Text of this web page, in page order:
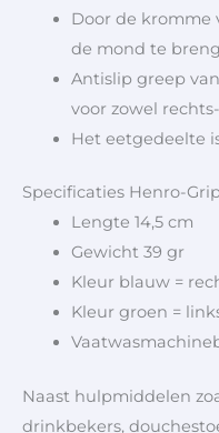
Door de kromme
de mond te
Antislip greep
voor zowel
Het eetgedeelte
Specificaties Henro-
Lengte 14,5 cm
Gewicht 39 gr
Kleur blauw =
Kleur groen =
Naast hulpmiddelen
drinkbekers,